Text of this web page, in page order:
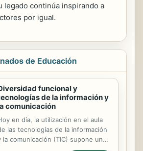
legado continúa inspirando a
por igual.
de Educación
funcional y
de la información y
comunicación
en día, la utilización en el aula
las tecnologías de la información
la comunicación (TIC) supone un
desafío para el docente de alumnado